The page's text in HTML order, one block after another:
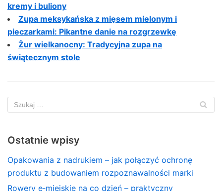
kremy i buliony
Zupa meksykańska z mięsem mielonym i
pieczarkami: Pikantne danie na rozgrzewkę
Żur wielkanocny: Tradycyjna zupa na
świątecznym stole
Ostatnie wpisy
Opakowania z nadrukiem – jak połączyć ochronę
produktu z budowaniem rozpoznawalności marki
Rowery e‑miejskie na co dzień – praktyczny